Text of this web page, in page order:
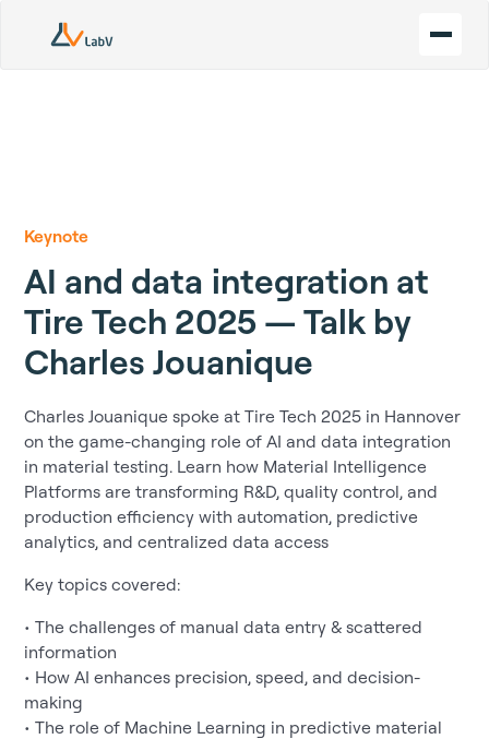
Keynote
AI and data integration at
Tire Tech 2025 — Talk by
Charles Jouanique
Charles Jouanique spoke at Tire Tech 2025 in Hannover
on the game-changing role of AI and data integration
in material testing. Learn how Material Intelligence
Platforms are transforming R&D, quality control, and
production efficiency with automation, predictive
analytics, and centralized data access
Key topics covered:
• The challenges of manual data entry & scattered
information
• How AI enhances precision, speed, and decision-
making
• The role of Machine Learning in predictive material